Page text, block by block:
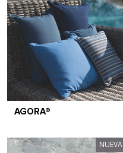
AGORA®
NUEVA